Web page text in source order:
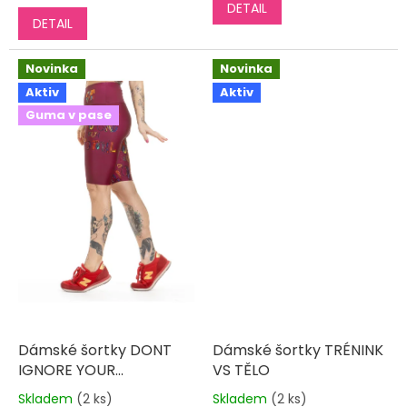
DETAIL
5,0
z
hvězdiček.
DETAIL
Novinka
Aktiv
Guma v pase
Dámské šortky DONT
IGNORE YOUR
POTENTIAL
Průměrné
Skladem (2 ks)
Novinka
Aktiv
Dámské šortky TRÉNINK
VS TĚLO
Průměrné
Skladem (2 ks)